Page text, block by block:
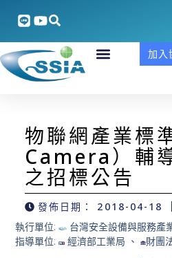
加入
物聯網產業標
Camera）輔
之招標公告
發佈日期： 2018-04-18
執行單位:
台灣安全設備與服務產
指導單位:
經濟部工業局 、 財團